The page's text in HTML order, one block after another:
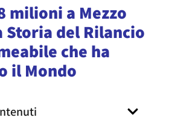
milioni a Mezzo
del Rilancio
che ha
il Mondo